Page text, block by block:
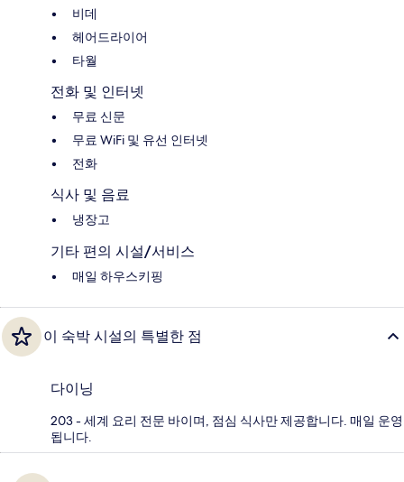
비데
헤어드라이어
타월
전화 및 인터넷
무료 신문
무료 WiFi 및 유선 인터넷
전화
식사 및 음료
냉장고
기타 편의 시설/서비스
매일 하우스키핑
이 숙박 시설의 특별한 점
다이닝
203 - 세계 요리 전문 바이며, 점심 식사만 제공합니다. 매일 운영
됩니다.